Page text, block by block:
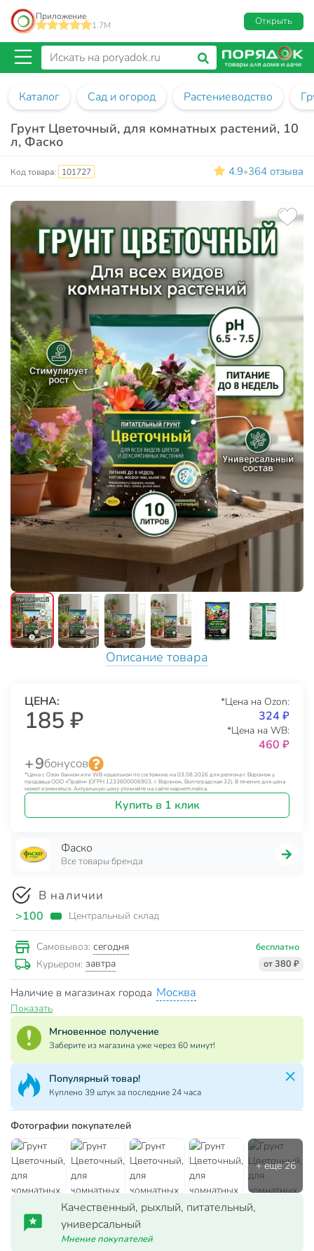
Приложение
1.7M
Открыть
Каталог Сад и огород Растениеводство
Грунт Цветочный, для комнатных растений, 10
л, Фаско
Код товара: 101727 4.9•364 отзыва
Описание товара
ЦЕНА:
185 ₽
*Цена на Ozon:
324 ₽
*Цена на WB:
460 ₽
+ 9бонусов
*Цена с Озон банком или WB кошельком по состоянию на 03.08.2026 для региона г. Воронеж у
продавца ООО «Прайм» (ОГРН 1233600006903, г. Воронеж, Волгоградская 32). В течение дня цена
может изменяться. Актуальную цену уточняйте на сайте маркетплейса.
Купить в 1 клик
Фаско
Все товары бренда
В наличии
>100 Центральный склад
Самовывоз: сегодня бесплатно
Курьером: завтра от 380 ₽
Наличие в магазинах города Москва
Показать
Мгновенное получение
Заберите из магазина уже через 60 минут!
Популярный товар!
Куплено 39 штук за последние 24 часа
Фотографии покупателей
Качественный, рыхлый, питательный,
универсальный
Мнение покупателей